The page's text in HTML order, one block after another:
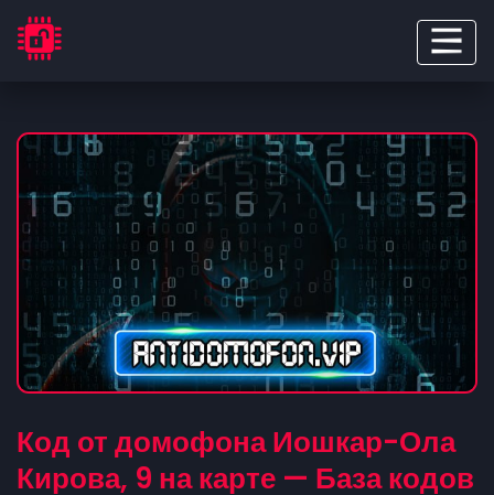
Код от домофона Иошкар-Ола
Кирова, 9 на карте — База кодов